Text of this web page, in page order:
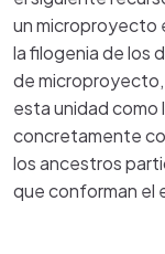
un microproyecto
la filogenia de los
de
esta unidad como
concretamente
los ancestros
que conforman el